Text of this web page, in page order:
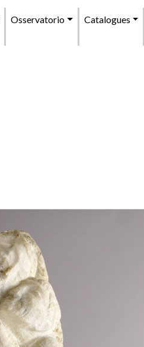
Osservatorio Catalogues